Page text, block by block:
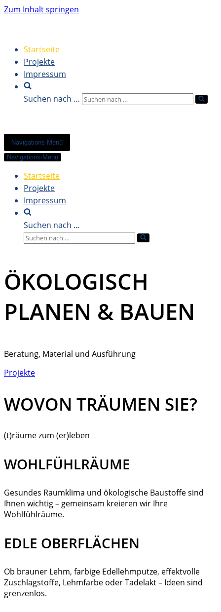
Zum Inhalt springen
Startseite
Projekte
Impressum
Suchen nach …
Navigations-Menü
Navigations-Menü
Startseite
Projekte
Impressum
Suchen nach …
ÖKOLOGISCH
PLANEN & BAUEN
Beratung, Material und Ausführung
Projekte
WOVON TRÄUMEN SIE?
(t)räume zum (er)leben
WOHLFÜHLRÄUME
Gesundes Raumklima und ökologische Baustoffe sind
Ihnen wichtig – gemeinsam kreieren wir Ihre
Wohlfühlräume.
EDLE OBERFLÄCHEN
Ob brauner Lehm, farbige Edellehmputze, effektvolle
Zuschlagstoffe, Lehmfarbe oder Tadelakt – Ideen sind
grenzenlos.